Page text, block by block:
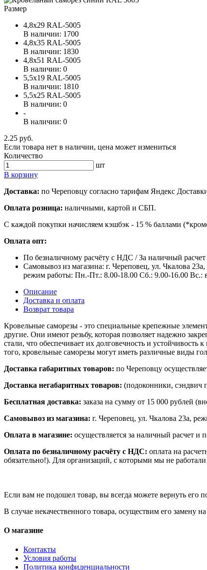
Размер
4,8х29 RAL-5005
В наличии: 1700
4,8х35 RAL-5005
В наличии: 1830
4,8х51 RAL-5005
В наличии: 0
5,5х19 RAL-5005
В наличии: 1810
5,5х25 RAL-5005
В наличии: 0
-
В наличии: 0
2.25 руб.
Если товара нет в наличии, цена может измениться
Количество
шт
В корзину
Доставка: по Череповцу согласно тарифам Яндекс
Оплата розница: наличными, картой и СБП.
С каждой покупки начисляем кэшбэк - 15 % баллами
Оплата опт:
По безналичному расчёту с НДС / За наличный
Самовывоз из магазина: г. Череповец, ул. Чкалова 23а,
режим работы: Пн.-Пт.: 8.00-18.00 Сб.: 9.00-16.00 Вс.:
Описание
Доставка и оплата
Возврат товара
Кровельные саморезы - это специальные крепежные
другие. Они имеют резьбу, которая позволяет надежно
стали, что обеспечивает их долговечность и
того, кровельные саморезы могут иметь различные виды
Доставка габаритных товаров: по Череповцу
Доставка негабаритных товаров: (подоконники, сэндвич
Бесплатная доставка: заказа на сумму от 15 000 рублей
Самовывоз из магазина: г. Череповец, ул. Чкалова 23а,
Оплата в магазине: осуществляется за наличный расчет и
Оплата по безналичному расчёту с НДС: оплата на
обязательно!). Для организаций, с которыми мы не
Если вам не подошел товар, вы всегда можете вернуть его
В случае некачественного товара, осуществим его
О магазине
Контакты
Условия работы
Политика конфиденциальности